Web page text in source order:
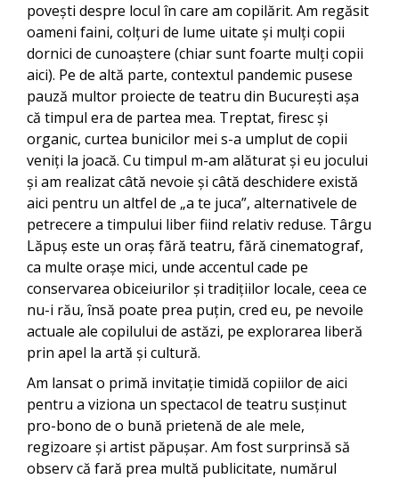
povești despre locul în care am copilărit. Am regăsit
oameni faini, colțuri de lume uitate și mulți copii
dornici de cunoaștere (chiar sunt foarte mulți copii
aici). Pe de altă parte, contextul pandemic pusese
pauză multor proiecte de teatru din București așa
că timpul era de partea mea. Treptat, firesc și
organic, curtea bunicilor mei s-a umplut de copii
veniți la joacă. Cu timpul m-am alăturat și eu jocului
și am realizat câtă nevoie și câtă deschidere există
aici pentru un altfel de „a te juca”, alternativele de
petrecere a timpului liber fiind relativ reduse. Târgu
Lăpuș este un oraș fără teatru, fără cinematograf,
ca multe orașe mici, unde accentul cade pe
conservarea obiceiurilor și tradițiilor locale, ceea ce
nu-i rău, însă poate prea puțin, cred eu, pe nevoile
actuale ale copilului de astăzi, pe explorarea liberă
prin apel la artă și cultură.
Am lansat o primă invitație timidă copiilor de aici
pentru a viziona un spectacol de teatru susținut
pro-bono de o bună prietenă de ale mele,
regizoare și artist păpușar. Am fost surprinsă să
observ că fară prea multă publicitate, numărul